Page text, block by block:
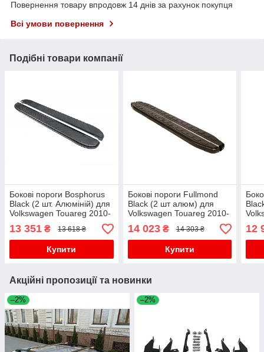
Повернення товару впродовж 14 днів за рахунок покупця
Всі умови повернення
Подібні товари компанії
Бокові пороги Bosphorus
Black (2 шт. Алюміній) для
Volkswagen Touareg 2010-
2018 рр
13 351 ₴ 13 618 ₴
Купити
Бокові пороги Fullmond
Black (2 шт алюм) для
Volkswagen Touareg 2010-
2018 рр
14 023₴ 14 303 ₴
Купити
12
Акційні пропозиції та новинки
–2% –2%